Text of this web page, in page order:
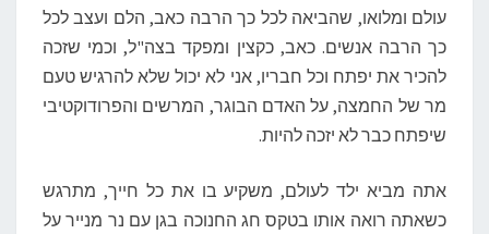
עולם ומלואו, שהביאה לכל כך הרבה כאב, הלם ועצב לכל
כך הרבה אנשים. כאב, כקצין ומפקד בצה"ל, וכמי שזכה
להכיר את יפתח וכל חבריו, אני לא יכול שלא להרגיש טעם
מר של החמצה, על האדם הבוגר, המרשים והפרודוקטיבי
שיפתח כבר לא יזכה להיות.
אתה מביא ילד לעולם, משקיע בו את כל חייך, מתרגש
כשאתה רואה אותו בטקס חג החנוכה בגן עם נר מנייר על